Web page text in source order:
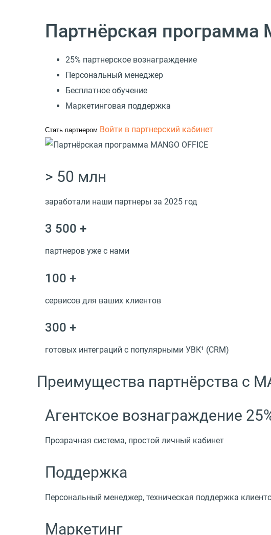
Партнёрская программа
25% партнерское вознаграждение
Персональный менеджер
Бесплатное обучение
Маркетинговая поддержка
Стать партнером Войти в партнерский кабинет
> 50 млн
заработали наши партнеры за 2025 год
3 500 +
партнеров уже с нами
100 +
сервисов для ваших клиентов
300 +
готовых интеграций с популярными УВК¹ (CRM)
Преимущества партнёрства с
Агентское вознаграждение
Прозрачная система, простой личный кабинет
Поддержка
Персональный менеджер, техническая поддержка
Маркетинг